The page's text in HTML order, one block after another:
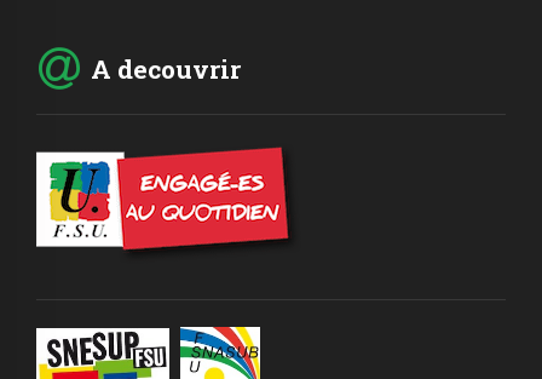
A decouvrir